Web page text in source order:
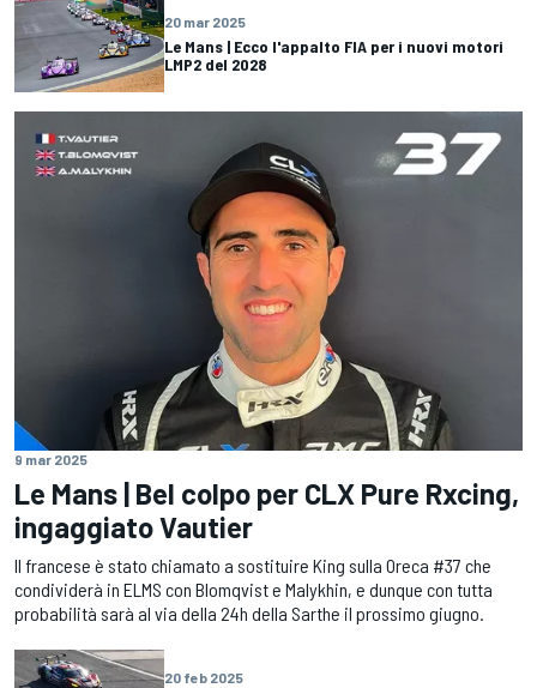
20 mar 2025
Le Mans | Ecco l'appalto FIA per i nuovi motori
LMP2 del 2028
9 mar 2025
Le Mans | Bel colpo per CLX Pure Rxcing,
ingaggiato Vautier
Il francese è stato chiamato a sostituire King sulla Oreca #37 che
condividerà in ELMS con Blomqvist e Malykhin, e dunque con tutta
probabilità sarà al via della 24h della Sarthe il prossimo giugno.
20 feb 2025